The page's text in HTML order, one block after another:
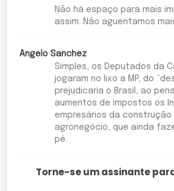
Não há espaço para mais
assim. Não aguentamos
Angelo Sanchez
Simples, os Deputados da
jogaram no lixo a MP, do
prejudicaria o Brasil, ao
aumentos de impostos os
empresários da construção
agronegócio, que ainda
pé.
Torne-se um assinante